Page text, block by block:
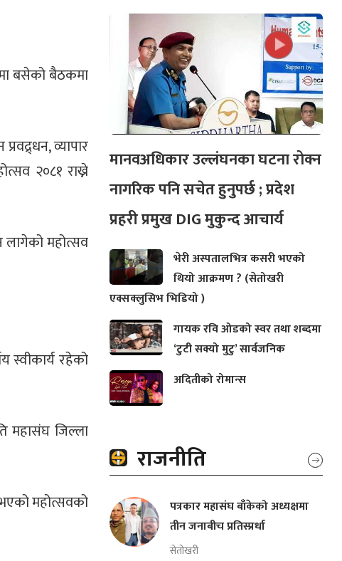
बसेको बैठकमा
व्यापार
२०८१ राख्ने
लागेको महोत्सव
स्वीकार्य रहेको
महासंघ जिल्ला
महोत्सवको
मानवअधिकार उल्लंघनका घटना रोक्न
नागरिक पनि सचेत हुनुपर्छ ; प्रदेश
प्रहरी प्रमुख DIG मुकुन्द आचार्य
भेरी अस्पतालभित्र कसरी भएको
थियो आक्रमण ? (सेतोखरी
एक्सक्लुसिभ भिडियो )
गायक रवि ओडको स्वर तथा शब्दमा
‘टुटी सक्यो मुटु’ सार्वजनिक
अदितीको रोमान्स
राजनीति
पत्रकार महासंघ बाँकेको अध्यक्षमा
तीन जनाबीच प्रतिस्प्रर्धा
सेतोखरी